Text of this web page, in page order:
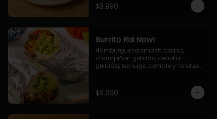
$8.990
Burrito Rai Now!
Hamburguesa smash, tocino,
champiñon grillado, cebolla
grillada, lechuga, tomate y fondue
$8.990